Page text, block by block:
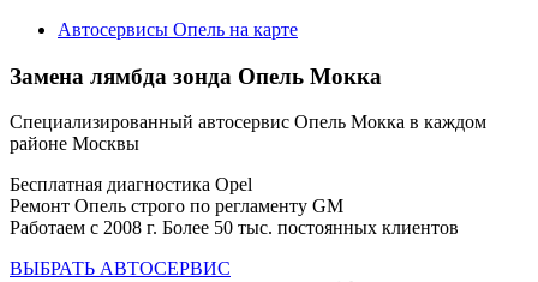
Автосервисы Опель на карте
Замена лямбда зонда Опель Мокка
Специализированный автосервис Опель Мокка в каждом
районе Москвы
Бесплатная диагностика Opel
Ремонт Опель строго по регламенту GM
Работаем с 2008 г. Более 50 тыс. постоянных клиентов
ВЫБРАТЬ АВТОСЕРВИС